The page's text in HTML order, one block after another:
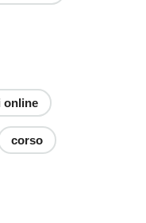
online
corso